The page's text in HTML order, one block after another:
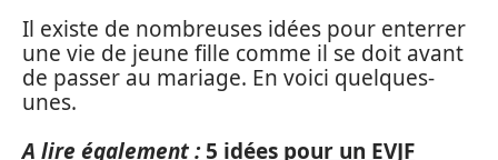
Il existe de nombreuses idées pour enterrer
une vie de jeune fille comme il se doit avant
de passer au mariage. En voici quelques-
unes.
A lire également : 5 idées pour un EVJF